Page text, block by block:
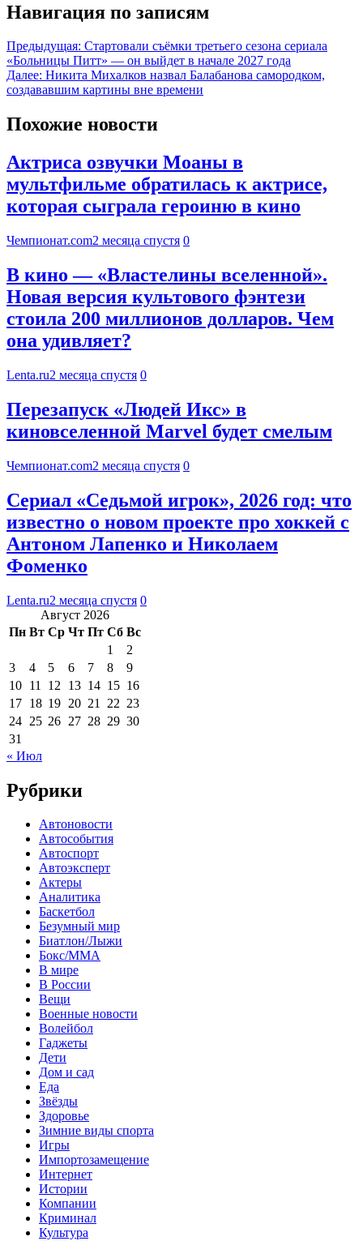
Навигация по записям
Предыдущая: Стартовали съёмки третьего сезона сериала
«Больницы Питт» — он выйдет в начале 2027 года
Далее: Никита Михалков назвал Балабанова самородком,
создававшим картины вне времени
Похожие новости
Актриса озвучки Моаны в
мультфильме обратилась к актрисе,
которая сыграла героиню в кино
Чемпионат.com2 месяца спустя 0
В кино — «Властелины вселенной».
Новая версия культового фэнтези
стоила 200 миллионов долларов. Чем
она удивляет?
Lenta.ru2 месяца спустя 0
Перезапуск «Людей Икс» в
киновселенной Marvel будет смелым
Чемпионат.com2 месяца спустя 0
Сериал «Седьмой игрок», 2026 год: что
известно о новом проекте про хоккей с
Антоном Лапенко и Николаем
Фоменко
Lenta.ru2 месяца спустя 0
Август 2026
Пн Вт Ср Чт Пт Сб Вс
1
2
3
4 5 6 7 8
9
10 11 12 13 14 15 16
17 18 19 20 21 22 23
24 25 26 27 28 29 30
31
« Июл
Рубрики
Автоновости
Автособытия
Автоспорт
Автоэксперт
Актеры
Аналитика
Баскетбол
Безумный мир
Биатлон/Лыжи
Бокс/MMA
В мире
В России
Вещи
Военные новости
Волейбол
Гаджеты
Дети
Дом и сад
Еда
Звёзды
Здоровье
Зимние виды спорта
Игры
Импортозамещение
Интернет
Истории
Компании
Криминал
Культура